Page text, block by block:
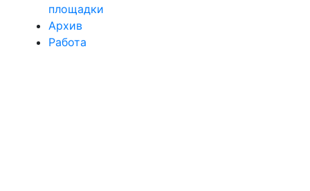
площадки
Архив
Работа